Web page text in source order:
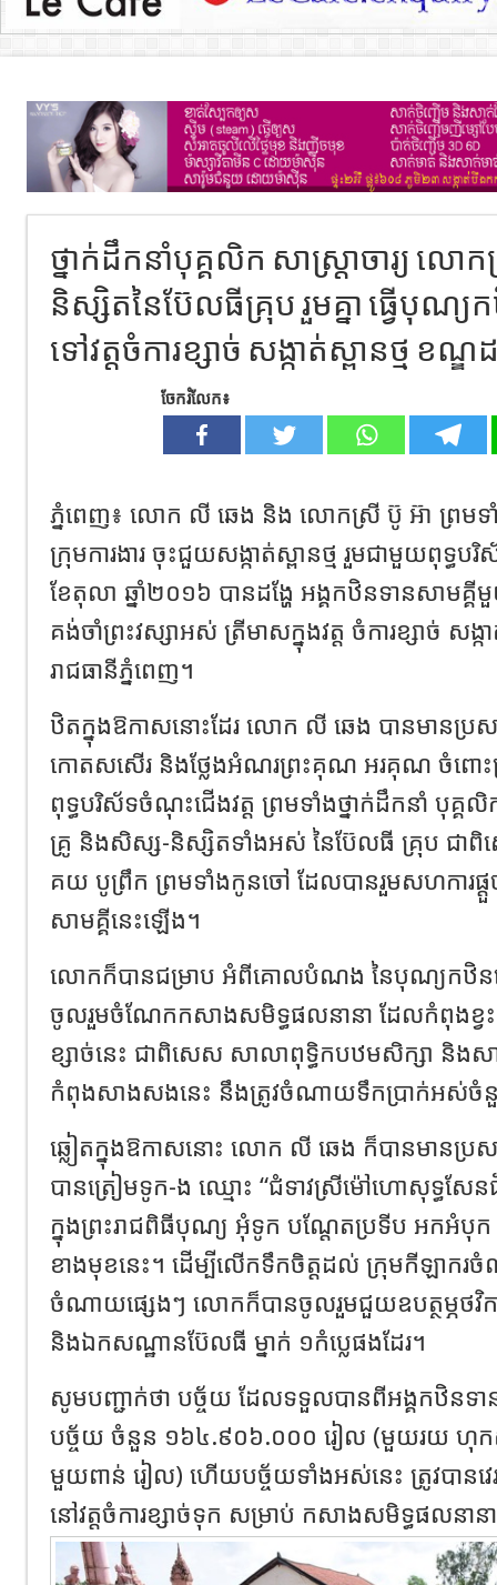
ថ្នាក់ដឹកនាំបុគ្គលិក សាស្រ្តាចារ្យ លោ
និស្សិតនៃប៊ែលធីគ្រុប រួមគ្នា ធ្វើបុណ្យ
ទៅវត្តចំការខ្សាច់ សង្កាត់ស្ពានថ្ម ខណ្ឌ
ចែករំលែក៖
ភ្នំពេញ៖ លោក លី ឆេង និង លោកស្រី ប៊ូ អ៊ា ព្រមទ
ក្រុមការងារ ចុះជួយសង្កាត់ស្ពានថ្ម រួមជាមួយពុទ្ធប
ខែតុលា ឆ្នាំ២០១៦ បានដង្ហែ អង្គកឋិនទានសាមគ្គី
គង់ចាំព្រះវស្សាអស់ ត្រីមាសក្នុងវត្ត ចំការខ្សាច់ សង្ក
រាជធានីភ្នំពេញ។
ឋិតក្នុងឱកាសនោះដែរ លោក លី ឆេង បានមា
កោតសសើរ និងថ្លែងអំណរព្រះគុណ អរគុណ ចំពោះព្
ពុទ្ធបរិស័ទចំណុះជើងវត្ត ព្រមទាំងថ្នាក់ដឹកនាំ បុគ្គលិ
គ្រូ និងសិស្ស-និស្សិតទាំងអស់ នៃប៊ែលធី គ្រុប ជា
គយ បូព្រឹក ព្រមទាំងកូនចៅ ដែលបានរួមសហការផ្តួច
សាមគ្គីនេះឡើង។
លោកក៏បានជម្រាប អំពីគោលបំណង នៃបុណ្យកឋិនន
ចូលរួមចំណែកកសាងសមិទ្ធផលនានា ដែលកំពុងខ្វះខ
ខ្សាច់នេះ ជាពិសេស សាលាពុទ្ធិកបឋមសិក្សា និង
កំពុងសាងសងនេះ នឹងត្រូវចំណាយទឹកប្រាក់អស់ចំនួ
ឆ្លៀតក្នុងឱកាសនោះ លោក លី ឆេង ក៏បានមានប្រសា
បានត្រៀមទូក-ង ឈ្មោះ “ជំទាវស្រីម៉ៅហោសុទ្ធសែ
ក្នុងព្រះរាជពិធីបុណ្យ អុំទូក បណ្តែតប្រទីប អកអំបុ
ខាងមុខនេះ។ ដើម្បីលើកទឹកចិត្តដល់ ក្រុមកីឡាករ
ចំណាយផ្សេងៗ លោកក៏បានចូលរួមជួយឧបត្ថម្ភថវិ
និងឯកសណ្ឋានប៊ែលធី ម្នាក់ ១កំប្លេផងដែរ។
សូមបញ្ជាក់ថា បច្ច័យ ដែលទទួលបានពីអង្គកឋិនទាន
បច្ច័យ ចំនួន ១៦៤.៩០៦.០០០ រៀល (មួយរយ ហុក
មួយពាន់ រៀល) ហើយបច្ច័យទាំងអស់នេះ ត្រូវបានវ
នៅវត្តចំការខ្សាច់ទុក សម្រាប់ កសាងសមិទ្ធផលនាន